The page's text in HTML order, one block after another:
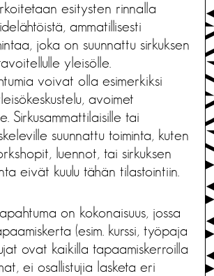
esitysten rinnalla
ammatillisesti
joka on suunnattu sirkuksen
yleisölle.
voivat olla esimerkiksi
avoimet
Sirkusammattilaisille tai
suunnattu toiminta, kuten
luennot, tai sirkuksen
eivät kuulu tähän tilastointiin.
on kokonaisuus, jossa
(esim. kurssi, työpaja
ovat kaikilla tapaamiskerroilla
ei osallistujia lasketa eri